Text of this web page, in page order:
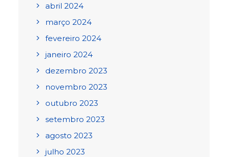
abril 2024
março 2024
fevereiro 2024
janeiro 2024
dezembro 2023
novembro 2023
outubro 2023
setembro 2023
agosto 2023
julho 2023